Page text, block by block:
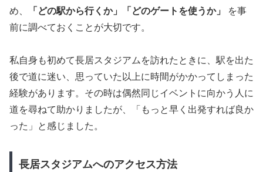
め、
「どの駅から行くか」「どのゲートを使うか」
を事
前に調べておくことが大切です。
私自身も初めて長居スタジアムを訪れたときに、駅を出た
後で道に迷い、思っていた以上に時間がかかってしまった
経験があります。その時は偶然同じイベントに向かう人に
道を尋ねて助かりましたが、「もっと早く出発すれば良か
った」と感じました。
長居スタジアムへのアクセス方法